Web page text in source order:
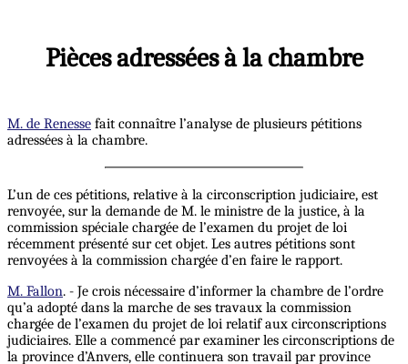
Pièces adressées à la chambre
M. de Renesse fait connaître l’analyse de plusieurs pétitions
adressées à la chambre.
L’un de ces pétitions, relative à la circonscription judiciaire, est
renvoyée, sur la demande de M. le ministre de la justice, à la
commission spéciale chargée de l’examen du projet de loi
récemment présenté sur cet objet. Les autres pétitions sont
renvoyées à la commission chargée d’en faire le rapport.
M. Fallon. - Je crois nécessaire d’informer la chambre de l’ordre
qu’a adopté dans la marche de ses travaux la commission
chargée de l’examen du projet de loi relatif aux circonscriptions
judiciaires. Elle a commencé par examiner les circonscriptions de
la province d’Anvers, elle continuera son travail par province